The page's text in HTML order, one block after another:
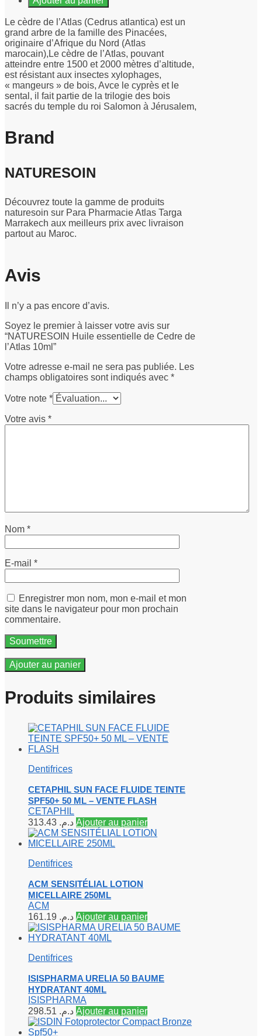
Le cèdre de l’Atlas (Cedrus atlantica) est un
grand arbre de la famille des Pinacées,
originaire d’Afrique du Nord (Atlas
marocain),Le cèdre de l’Atlas, pouvant
atteindre entre 1500 et 2000 mètres d’altitude,
est résistant aux insectes xylophages,
« mangeurs » de bois, Avce le cyprès et le
sental, il fait partie de la trilogie des bois
sacrés du temple du roi Salomon à Jérusalem,
Brand
NATURESOIN
Découvrez toute la gamme de produits
naturesoin sur Para Pharmacie Atlas Targa
Marrakech aux meilleurs prix avec livraison
partout au Maroc.
Avis
Il n’y a pas encore d’avis.
Soyez le premier à laisser votre avis sur
“NATURESOIN Huile essentielle de Cedre de
l’Atlas 10ml”
Votre adresse e-mail ne sera pas publiée. Les
champs obligatoires sont indiqués avec *
Votre note *
Votre avis *
Nom *
E-mail *
Enregistrer mon nom, mon e-mail et mon
site dans le navigateur pour mon prochain
commentaire.
Ajouter au panier
Produits similaires
Dentifrices
CETAPHIL SUN FACE FLUIDE TEINTE
SPF50+ 50 ML – VENTE FLASH
CETAPHIL
د.م. Ajouter au panier
Dentifrices
ACM SENSITÉLIAL LOTION
MICELLAIRE 250ML
ACM
د.م. Ajouter au panier
Dentifrices
ISISPHARMA URELIA 50 BAUME
HYDRATANT 40ML
ISISPHARMA
د.م. Ajouter au panier